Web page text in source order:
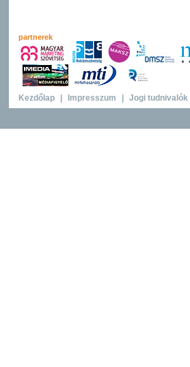
partnerek
Kezdőlap Impresszum Jogi tudnivalók